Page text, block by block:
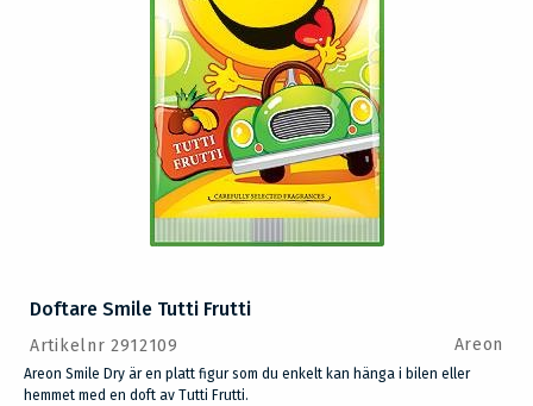
Doftare Smile Tutti Frutti
Artikelnr 2912109 Areon
Areon Smile Dry är en platt figur som du enkelt kan hänga i bilen eller
hemmet med en doft av Tutti Frutti.